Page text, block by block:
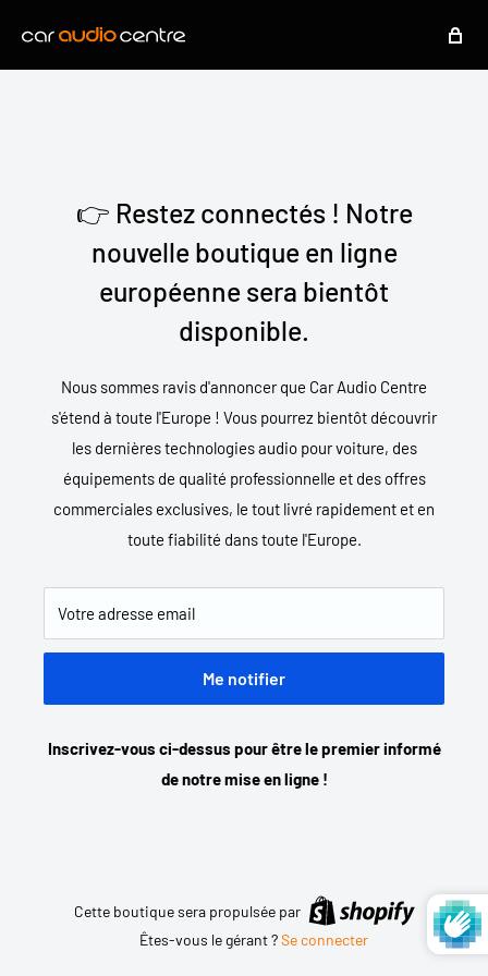
👉 Restez connectés ! Notre
nouvelle boutique en ligne
européenne sera bientôt
disponible.
Nous sommes ravis d'annoncer que Car Audio Centre
s'étend à toute l'Europe ! Vous pourrez bientôt découvrir
les dernières technologies audio pour voiture, des
équipements de qualité professionnelle et des offres
commerciales exclusives, le tout livré rapidement et en
toute fiabilité dans toute l'Europe.
Votre adresse email
Me notifier
Inscrivez-vous ci-dessus pour être le premier informé
de notre mise en ligne !
Cette boutique sera propulsée par
Êtes-vous le gérant ?Se connecter